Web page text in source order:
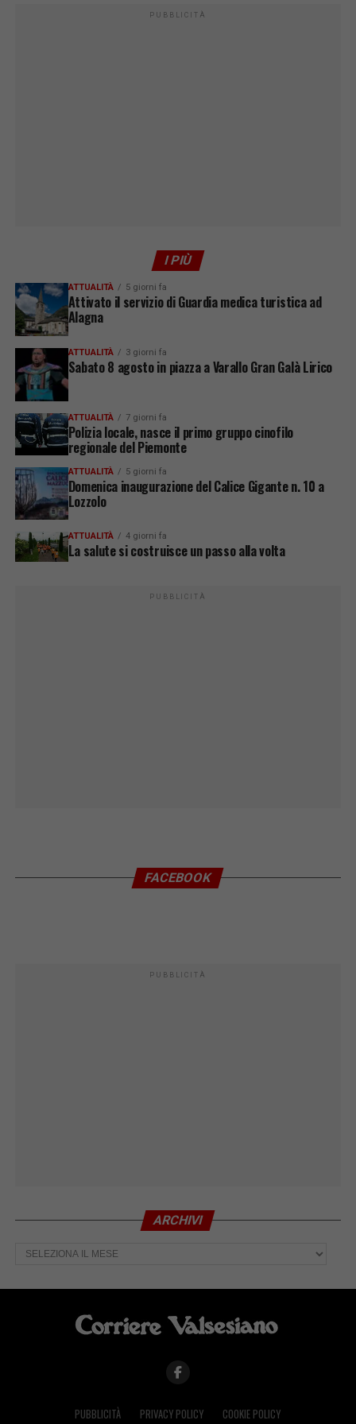
PUBBLICITÀ
I PIÙ
ATTUALITÀ 5 giorni fa
Attivato il servizio di Guardia medica turistica ad
Alagna
ATTUALITÀ 3 giorni fa
Sabato 8 agosto in piazza a Varallo Gran Galà Lirico
ATTUALITÀ 7 giorni fa
Polizia locale, nasce il primo gruppo cinofilo
regionale del Piemonte
ATTUALITÀ 5 giorni fa
Domenica inaugurazione del Calice Gigante n. 10 a
Lozzolo
ATTUALITÀ 4 giorni fa
La salute si costruisce un passo alla volta
PUBBLICITÀ
FACEBOOK
PUBBLICITÀ
ARCHIVI
Archivi
PUBBLICITÀ PRIVACY POLICY COOKIE POLICY